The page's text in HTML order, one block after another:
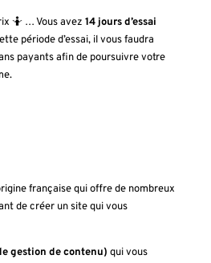
🤷 … Vous avez 14 jours d’essai
période d’essai, il vous faudra
payants afin de poursuivre votre
française qui offre de nombreux
de créer un site qui vous
gestion de contenu) qui vous